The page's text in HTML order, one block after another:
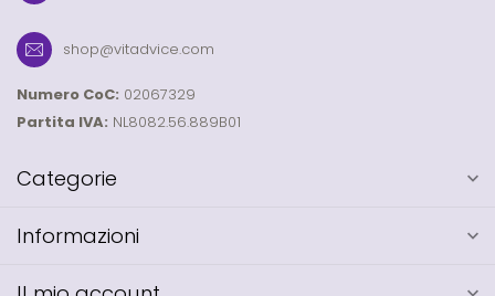
shop@vitadvice.com
Numero CoC: 02067329
Partita IVA: NL8082.56.889B01
Categorie
Informazioni